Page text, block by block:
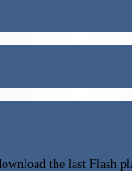
the last Flash